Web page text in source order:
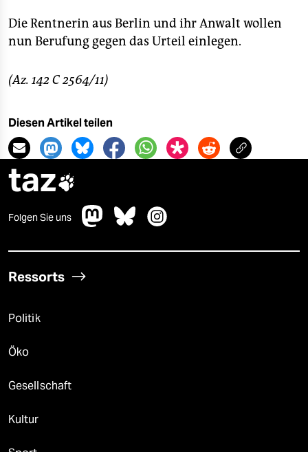
Die Rentnerin aus Berlin und ihr Anwalt wollen
nun Berufung gegen das Urteil einlegen.
(Az. 142 C 2564/11)
Diesen Artikel teilen
taz
Folgen Sie uns
Ressorts
Politik
Öko
Gesellschaft
Kultur